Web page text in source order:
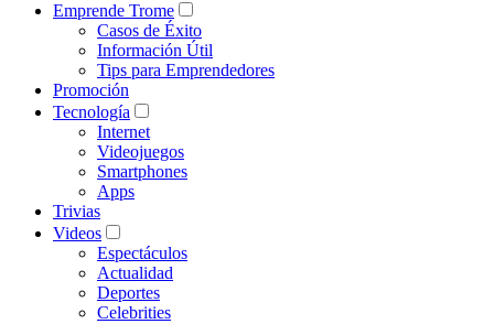
Emprende Trome
Casos de Éxito
Información Útil
Tips para Emprendedores
Promoción
Tecnología
Internet
Videojuegos
Smartphones
Apps
Trivias
Videos
Espectáculos
Actualidad
Deportes
Celebrities